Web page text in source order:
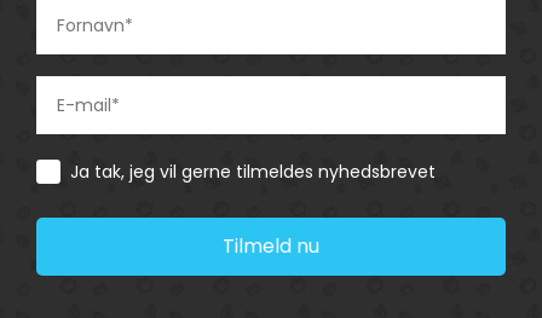
Consent
Ja tak, jeg vil gerne tilmeldes nyhedsbrevet
Tilmeld nu